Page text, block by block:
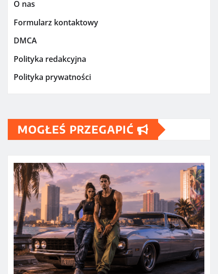
O nas
Formularz kontaktowy
DMCA
Polityka redakcyjna
Polityka prywatności
MOGŁEŚ PRZEGAPIĆ